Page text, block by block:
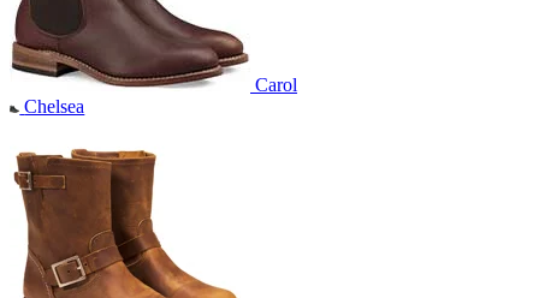
Carol
Chelsea